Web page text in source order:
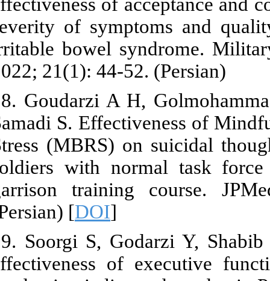
severity of
irritable
2022; 21(1):
18.
Samadi S.
Stress
soldiers
garrison
19. Soorgi